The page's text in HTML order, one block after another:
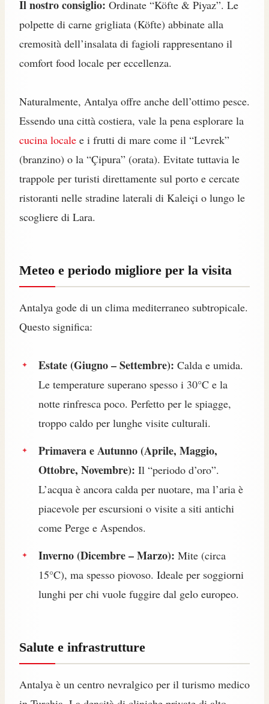
Il nostro consiglio: Ordinate “Köfte & Piyaz”. Le
polpette di carne grigliata (Köfte) abbinate alla
cremosità dell’insalata di fagioli rappresentano il
comfort food locale per eccellenza.
Naturalmente, Antalya offre anche dell’ottimo pesce.
Essendo una città costiera, vale la pena esplorare la
cucina locale e i frutti di mare come il “Levrek”
(branzino) o la “Çipura” (orata). Evitate tuttavia le
trappole per turisti direttamente sul porto e cercate
ristoranti nelle stradine laterali di Kaleiçi o lungo le
scogliere di Lara.
Meteo e periodo migliore per la visita
Antalya gode di un clima mediterraneo subtropicale.
Questo significa:
Estate (Giugno – Settembre): Calda e umida.
Le temperature superano spesso i 30°C e la
notte rinfresca poco. Perfetto per le spiagge,
troppo caldo per lunghe visite culturali.
Primavera e Autunno (Aprile, Maggio,
Ottobre, Novembre): Il “periodo d’oro”.
L’acqua è ancora calda per nuotare, ma l’aria è
piacevole per escursioni o visite a siti antichi
come Perge e Aspendos.
Inverno (Dicembre – Marzo): Mite (circa
15°C), ma spesso piovoso. Ideale per soggiorni
lunghi per chi vuole fuggire dal gelo europeo.
Salute e infrastrutture
Antalya è un centro nevralgico per il turismo medico